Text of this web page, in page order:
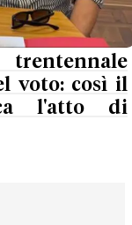
voto: così il
l'atto di